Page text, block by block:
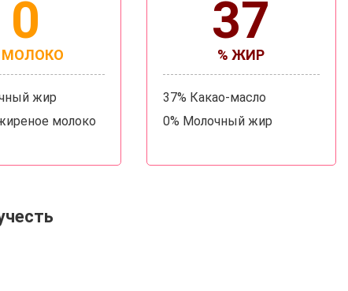
0
МОЛОКО
жир
молоко
37
% ЖИР
37% Какао-масло
0% Молочный жир